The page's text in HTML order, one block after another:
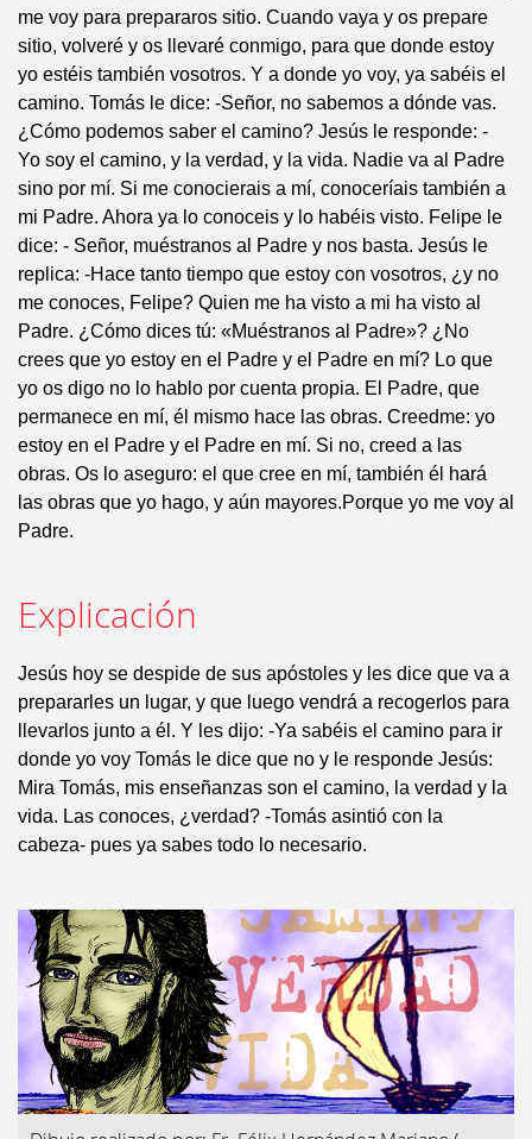
me voy para prepararos sitio. Cuando vaya y os prepare
sitio, volveré y os llevaré conmigo, para que donde estoy
yo estéis también vosotros. Y a donde yo voy, ya sabéis el
camino. Tomás le dice: -Señor, no sabemos a dónde vas.
¿Cómo podemos saber el camino? Jesús le responde: -
Yo soy el camino, y la verdad, y la vida. Nadie va al Padre
sino por mí. Si me conocierais a mí, conoceríais también a
mi Padre. Ahora ya lo conoceis y lo habéis visto. Felipe le
dice: - Señor, muéstranos al Padre y nos basta. Jesús le
replica: -Hace tanto tiempo que estoy con vosotros, ¿y no
me conoces, Felipe? Quien me ha visto a mi ha visto al
Padre. ¿Cómo dices tú: «Muéstranos al Padre»? ¿No
crees que yo estoy en el Padre y el Padre en mí? Lo que
yo os digo no lo hablo por cuenta propia. El Padre, que
permanece en mí, él mismo hace las obras. Creedme: yo
estoy en el Padre y el Padre en mí. Si no, creed a las
obras. Os lo aseguro: el que cree en mí, también él hará
las obras que yo hago, y aún mayores.Porque yo me voy al
Padre.
Explicación
Jesús hoy se despide de sus apóstoles y les dice que va a
prepararles un lugar, y que luego vendrá a recogerlos para
llevarlos junto a él. Y les dijo: -Ya sabéis el camino para ir
donde yo voy Tomás le dice que no y le responde Jesús:
Mira Tomás, mis enseñanzas son el camino, la verdad y la
vida. Las conoces, ¿verdad? -Tomás asintió con la
cabeza- pues ya sabes todo lo necesario.